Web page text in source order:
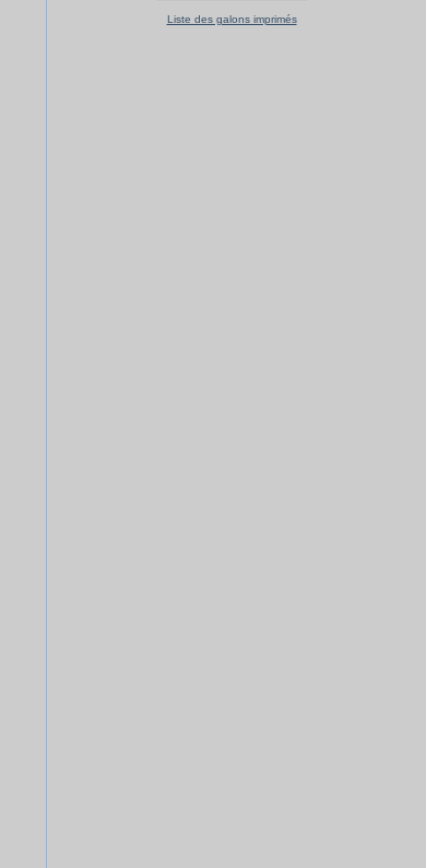
Liste des galons imprimés